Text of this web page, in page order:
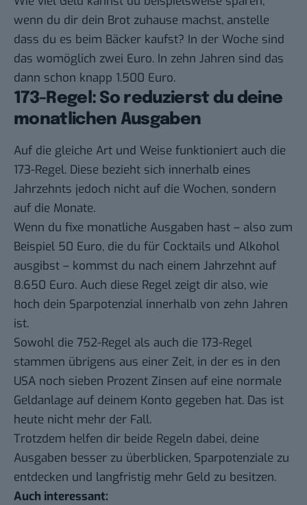
wenn du dir dein Brot zuhause machst, anstelle
dass du es beim Bäcker kaufst? In der Woche sind
das womöglich zwei Euro. In zehn Jahren sind das
dann schon knapp 1.500 Euro.
173-Regel: So reduzierst du deine
monatlichen Ausgaben
Auf die gleiche Art und Weise funktioniert auch die
173-Regel. Diese bezieht sich innerhalb eines
Jahrzehnts jedoch nicht auf die Wochen, sondern
auf die Monate.
Wenn du fixe monatliche Ausgaben hast – also zum
Beispiel 50 Euro, die du für Cocktails und Alkohol
ausgibst – kommst du nach einem Jahrzehnt auf
8.650 Euro. Auch diese Regel zeigt dir also, wie
hoch dein Sparpotenzial innerhalb von zehn Jahren
ist.
Sowohl die 752-Regel als auch die 173-Regel
stammen übrigens aus einer Zeit, in der es in den
USA noch sieben Prozent Zinsen auf eine normale
Geldanlage auf deinem Konto gegeben hat. Das ist
heute nicht mehr der Fall.
Trotzdem helfen dir beide Regeln dabei, deine
Ausgaben besser zu überblicken, Sparpotenziale zu
entdecken und langfristig mehr Geld zu besitzen.
Auch interessant: